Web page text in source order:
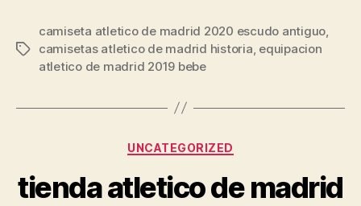
Etiquetas
camiseta atletico de madrid 2020 escudo antiguo
camisetas atletico de madrid historia equipacion
atletico de madrid 2019 bebe
Categorías
UNCATEGORIZED
tienda atletico de madrid